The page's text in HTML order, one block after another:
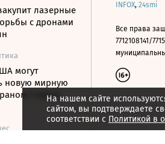
лазерные
с дронами
могут
новую мирную
7 или 8На нашем сайте
сайтом, вы подтверждаете
соответствии с Политикой в
INFOX, 24smi
Все права
7712108141/